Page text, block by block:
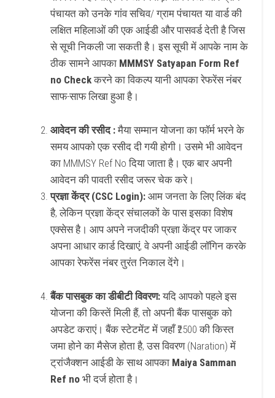
पंचायत को उनके गांव सचिव/ ग्राम पंचायत या वार्ड की
लक्षित महिलाओं की एक आईडी और पासवर्ड देती है जिस
से सूची निकली जा सकती है। इस सूची में आपके नाम के
ठीक सामने आपका MMMSY Satyapan Form Ref
no Checkकरने का विकल्प यानी आपका रेफरेंस नंबर
साफ-साफ लिखा हुआ है।
आवेदन की रसीद :मैया सम्मान योजना का फॉर्म भरने के
समय आपको एक रसीद दी गयी होगी। उसमे भी आवेदन
का MMMSY Ref No दिया जाता है। एक बार अपनी
आवेदन की पावती रसीद जरूर चेक करे।
प्रज्ञा केंद्र (CSC Login): आम जनता के लिए लिंक बंद
है, लेकिन प्रज्ञा केंद्र संचालकों के पास इसका विशेष
एक्सेस है। आप अपने नजदीकी प्रज्ञा केंद्र पर जाकर
अपना आधार कार्ड दिखाएं, वे अपनी आईडी लॉगिन करके
आपका रेफरेंस नंबर तुरंत निकाल देंगे।
बैंक पासबुक का डीबीटी विवरण:यदि आपको पहले इस
योजना की किस्तें मिली हैं, तो अपनी बैंक पासबुक को
अपडेट कराएं। बैंक स्टेटमेंट में जहाँ ₹2500 की किस्त
जमा होने का मैसेज होता है, उस विवरण (Naration) में
ट्रांजैक्शन आईडी के साथ आपका Maiya Samman
Ref no भी दर्ज होता है।